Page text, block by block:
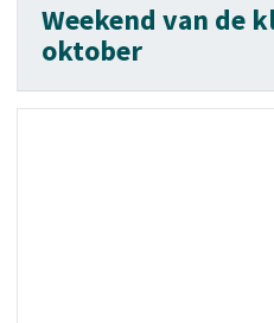
Weekend van de
oktober